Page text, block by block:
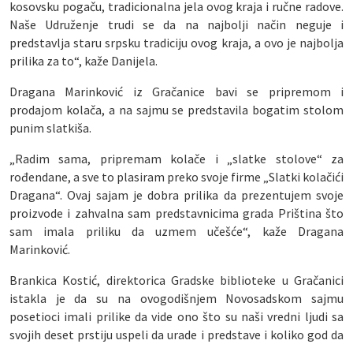
kosovsku pogaču, tradicionalna jela ovog kraja i ručne radove.
Naše Udruženje trudi se da na najbolji način neguje i
predstavlja staru srpsku tradiciju ovog kraja, a ovo je najbolja
prilika za to“, kaže Danijela.
Dragana Marinković iz Gračanice bavi se pripremom i
prodajom kolača, a na sajmu se predstavila bogatim stolom
punim slatkiša.
„Radim sama, pripremam kolače i „slatke stolove“ za
rođendane, a sve to plasiram preko svoje firme „Slatki kolačići
Dragana“. Ovaj sajam je dobra prilika da prezentujem svoje
proizvode i zahvalna sam predstavnicima grada Priština što
sam imala priliku da uzmem učešće“, kaže Dragana
Marinković.
Brankica Kostić, direktorica Gradske biblioteke u Gračanici
istakla je da su na ovogodišnjem Novosadskom sajmu
posetioci imali prilike da vide ono što su naši vredni ljudi sa
svojih deset prstiju uspeli da urade i predstave i koliko god da